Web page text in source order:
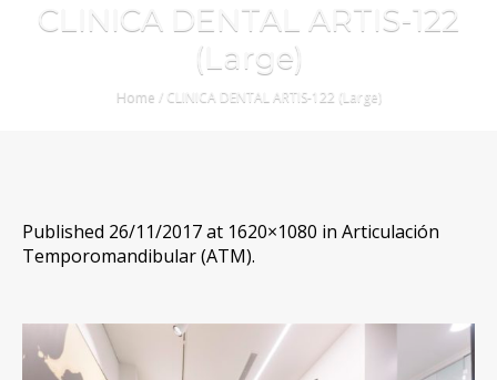
CLINICA DENTAL ARTIS-122
(Large)
Home / CLINICA DENTAL ARTIS-122 (Large)
Published 26/11/2017at 1620×1080 in Articulación
Temporomandibular (ATM).